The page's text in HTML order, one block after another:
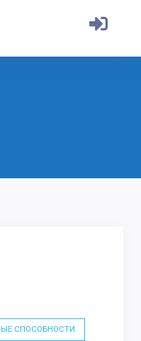
СПОСОБНОСТИ